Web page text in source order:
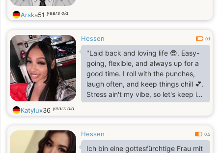
Arska51 years old
Hessen 0.1
"Laid back and loving life 😎. Easy-
going, flexible, and always up for a
good time. I roll with the punches,
laugh often, and keep things chill 💕.
Stress ain't my vibe, so let's keep it
relaxed and enjoy each other's
company 🎉"
Katylux36 years old
Hessen 0.5
Ich bin eine gottesfürchtige Frau mit